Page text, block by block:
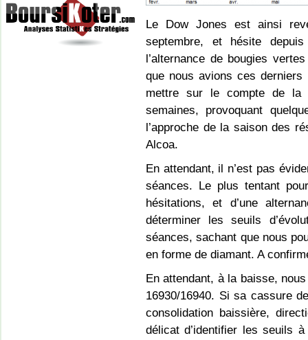
Le Dow Jones est ainsi
septembre, et hésite
l’alternance de bougies
que nous avions ces
mettre sur le compte de la
semaines, provoquant
l’approche de la saison des
Alcoa.
En attendant, il n’est pas
séances. Le plus tentant
hésitations, et d’une
déterminer les seuils
séances, sachant que nous
en forme de diamant. A
En attendant, à la baisse,
16930/16940. Si sa cassure
consolidation baissière,
délicat d’identifier les seuils